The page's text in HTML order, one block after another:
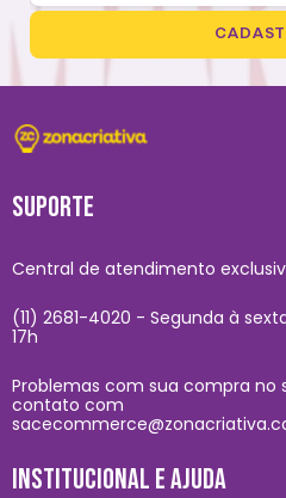
SUPORTE
Central de atendimento
(11) 2681-4020 - Segunda à
17h
Problemas com sua compra no
contato com
INSTITUCIONAL E AJUDA